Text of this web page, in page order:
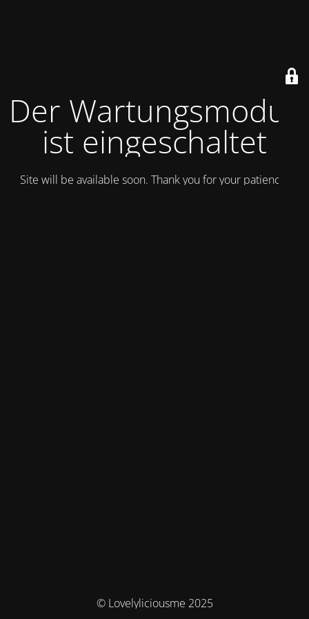
Der Wartungsmodus
ist eingeschaltet
Site will be available soon. Thank you for your patience!
© Lovelyliciousme 2025